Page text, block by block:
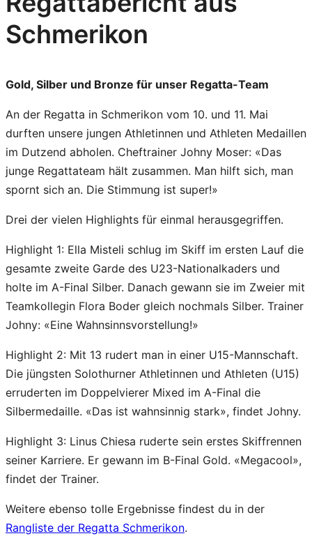
Schmerikon
Gold, Silber und Bronze für unser Regatta-Team
An der Regatta in Schmerikon vom 10. und 11. Mai
durften unsere jungen Athletinnen und Athleten Medaillen
im Dutzend abholen. Cheftrainer Johny Moser: «Das
junge Regattateam hält zusammen. Man hilft sich, man
spornt sich an. Die Stimmung ist super!»
Drei der vielen Highlights für einmal herausgegriffen.
Highlight 1: Ella Misteli schlug im Skiff im ersten Lauf die
gesamte zweite Garde des U23-Nationalkaders und
holte im A-Final Silber. Danach gewann sie im Zweier mit
Teamkollegin Flora Boder gleich nochmals Silber. Trainer
Johny: «Eine Wahnsinnsvorstellung!»
Highlight 2: Mit 13 rudert man in einer U15-Mannschaft.
Die jüngsten Solothurner Athletinnen und Athleten (U15)
erruderten im Doppelvierer Mixed im A-Final die
Silbermedaille. «Das ist wahnsinnig stark», findet Johny.
Highlight 3: Linus Chiesa ruderte sein erstes Skiffrennen
seiner Karriere. Er gewann im B-Final Gold. «Megacool»,
findet der Trainer.
Weitere ebenso tolle Ergebnisse findest du in der
Rangliste der Regatta Schmerikon.